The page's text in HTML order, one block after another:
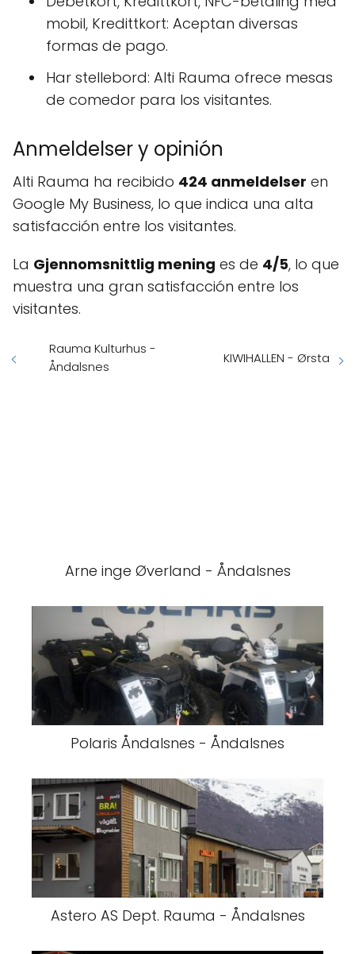
mobil, Kredittkort: Aceptan diversas
formas de pago.
Har stellebord: Alti Rauma ofrece mesas
de comedor para los visitantes.
Anmeldelser y opinión
Alti Rauma ha recibido 424 anmeldelser en
Google My Business, lo que indica una alta
satisfacción entre los visitantes.
La Gjennomsnittlig mening es de 4/5, lo que
muestra una gran satisfacción entre los
visitantes.
Rauma Kulturhus -
Åndalsnes
KIWIHALLEN - Ørsta
Arne inge Øverland - Åndalsnes
Polaris Åndalsnes - Åndalsnes
Astero AS Dept. Rauma - Åndalsnes